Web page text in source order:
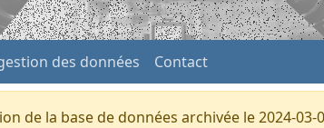
des données Contact
de la base de données archivée le 2024-03-